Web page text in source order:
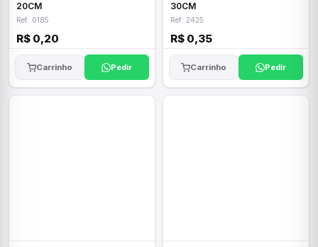
20CM
Ref: 0185
R$ 0,20
Carrinho Pedir
30CM
Ref: 2425
R$ 0,35
Carrinho Pedir